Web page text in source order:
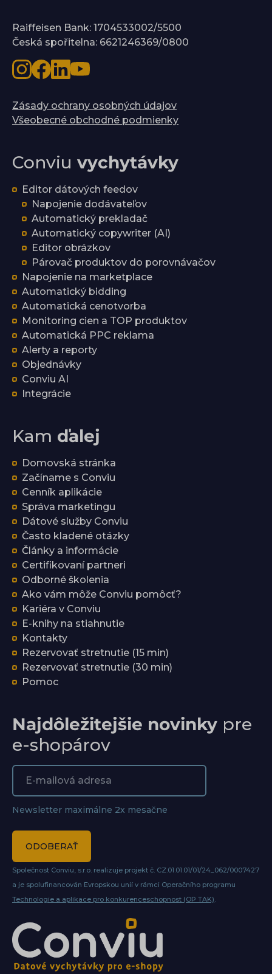
Raiffeisen Bank: 1704533002/5500
Česká spořitelna: 6621246369/0800
Zásady ochrany osobných údajov
Všeobecné obchodné podmienky
Conviu vychytávky
Editor dátových feedov
Napojenie dodávateľov
Automatický prekladač
Automatický copywriter (AI)
Editor obrázkov
Párovač produktov do porovnávačov
Napojenie na marketplace
Automatický bidding
Automatická cenotvorba
Monitoring cien a TOP produktov
Automatická PPC reklama
Alerty a reporty
Objednávky
Conviu AI
Integrácie
Kam ďalej
Domovská stránka
Začíname s Conviu
Cenník aplikácie
Správa marketingu
Dátové služby Conviu
Často kladené otázky
Články a informácie
Certifikovaní partneri
Odborné školenia
Ako vám môže Conviu pomôcť?
Kariéra v Conviu
E-knihy na stiahnutie
Kontakty
Rezervovať stretnutie (15 min)
Rezervovať stretnutie (30 min)
Pomoc
Najdôležitejšie novinky pre
e-shopárov
Newsletter maximálne 2x mesačne
ODOBERAŤ
Společnost Conviu, s.r.o. realizuje projekt č. CZ.01.01.01/01/24_062/0007427
a je spolufinancován Evropskou unií v rámci Operačního programu
Technologie a aplikace pro konkurenceschopnost (OP TAK).